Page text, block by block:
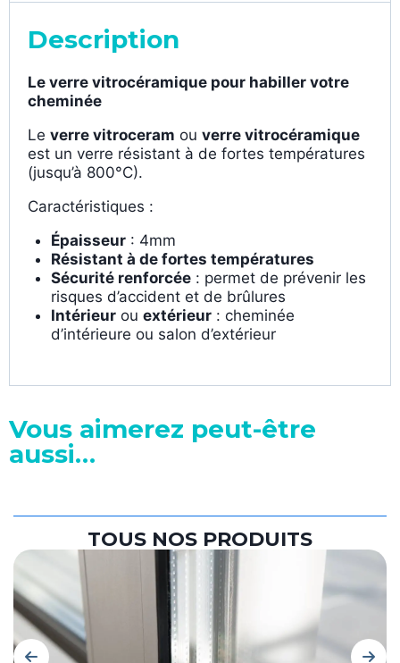
Description
Le verre vitrocéramique pour habiller votre
cheminée
Le verre vitroceram ou verre vitrocéramique
est un verre résistant à de fortes températures
(jusqu’à 800°C).
Caractéristiques :
Épaisseur: 4mm
Résistant à de fortes températures
Sécurité renforcée: permet de prévenir les
risques d’accident et de brûlures
Intérieurou extérieur: cheminée
d’intérieure ou salon d’extérieur
Vous aimerez peut-être
aussi…
TOUS NOS PRODUITS